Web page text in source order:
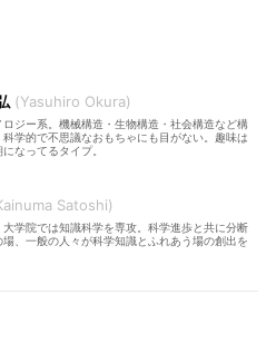
Yasuhiro Okura
ジー系。機械構造・生物構造・社会構造など構
学的で不思議なおもちゃにも目がない。趣味は
なってるタイプ。
Satoshi
学院では知識科学を専攻。科学進歩と共に分断
、一般の人々が科学知識とふれあう場の創出を